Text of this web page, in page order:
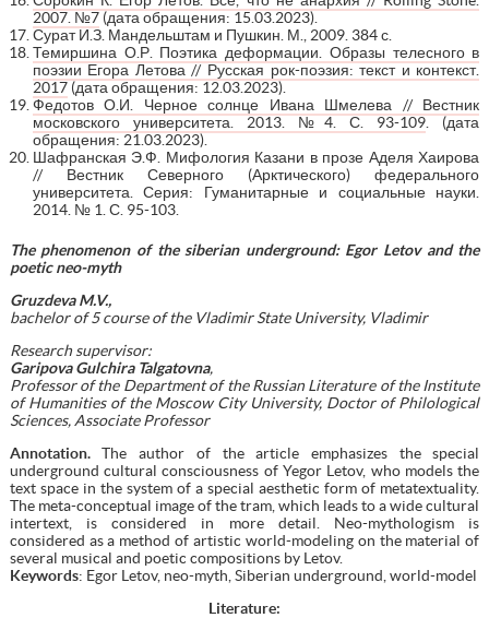
2007. №7(дата обращения: 15.03.2023).
Сурат И.З. Мандельштам и Пушкин. М., 2009. 384 с.
Темиршина О.Р. Поэтика деформации. Образы телесного в
поэзии Егора Летова // Русская рок-поэзия: текст и контекст.
2017(дата обращения: 12.03.2023).
Федотов О.И. Черное солнце Ивана Шмелева // Вестник
московского университета. 2013. №4. С. 93-109 . (дата
обращения: 21.03.2023).
Шафранская Э.Ф. Мифология Казани в прозе Аделя Хаирова
// Вестник Северного (Арктического) федерального
университета. Серия: Гуманитарные и социальные науки.
2014. № 1. С. 95-103.
The phenomenon of the siberian underground: Egor Letov and the
poetic neo-myth
Gruzdeva M.V.,
bachelor of 5 course of theVladimir State University, Vladimir
Research supervisor:
Garipova Gulchira Talgatovna,
Professor of the Department of the Russian Literature of the Institute
of Humanities of the Moscow City University, Doctor of Philological
Sciences, Associate Professor
Annotation.The author of the article emphasizes the special
underground cultural consciousness of Yegor Letov, who models the
text space in the system of a special aesthetic form of metatextuality.
The meta-conceptual image of the tram, which leads to a wide cultural
intertext, is considered in more detail. Neo-mythologism is
considered as a method of artistic world-modeling on the material of
several musical and poetic compositions by Letov.
Keywords: Egor Letov, neo-myth, Siberian underground, world-model
Literature: